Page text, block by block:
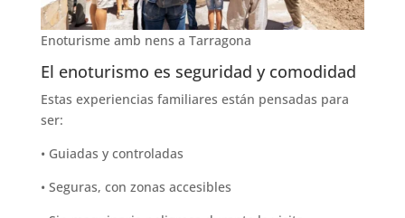
Enoturisme amb nens a Tarragona
El enoturismo es seguridad y comodidad
Estas experiencias familiares están pensadas para
ser:
• Guiadas y controladas
• Seguras, con zonas accesibles